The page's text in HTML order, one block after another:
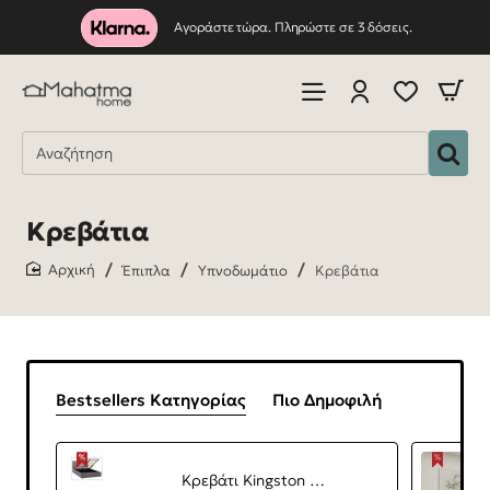
Αγοράστε τώρα. Πληρώστε σε 3 δόσεις.
Κρεβάτια
Έπιπλα Υπνοδωμάτιο Κρεβάτια
Bestsellers Κατηγορίας Πιο Δημοφιλή
Κρεβάτι Kingston Megapap βελούδινο με αποθηκευτικό χώρο χρώμα γκρι 150x200εκ.